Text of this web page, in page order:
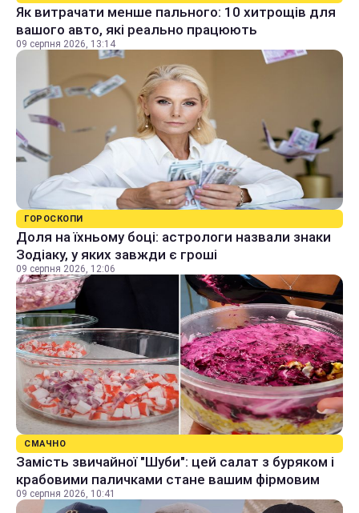
Як витрачати менше пального: 10 хитрощів для
вашого авто, які реально працюють
09 серпня 2026, 13:14
ГОРОСКОПИ
Доля на їхньому боці: астрологи назвали знаки
Зодіаку, у яких завжди є гроші
09 серпня 2026, 12:06
СМАЧНО
Замість звичайної "Шуби": цей салат з буряком і
крабовими паличками стане вашим фірмовим
09 серпня 2026, 10:41